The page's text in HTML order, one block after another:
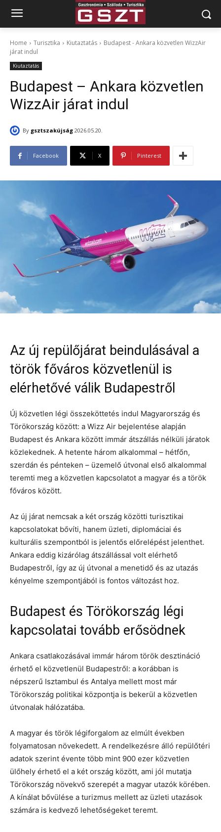
Home Turisztika Kiutaztatás
Budapest - Ankara közvetlen WizzAir
járat indul
Kiutaztatás
Budapest – Ankara közvetlen
WizzAir járat indul
By gsztszakújság 2026.05.20.
Facebook X Pinterest
Az új repülőjárat beindulásával a
török főváros közvetlenül is
elérhetővé válik Budapestről
Új közvetlen légi összeköttetés indul Magyarország és
Törökország között: a Wizz Air bejelentése alapján
Budapest és Ankara között immár átszállás nélküli járatok
közlekednek. A hetente három alkalommal – hétfőn,
szerdán és pénteken – üzemelő útvonal első alkalommal
teremti meg a közvetlen kapcsolatot a magyar és a török
főváros között.
Az új járat nemcsak a két ország közötti turisztikai
kapcsolatokat bővíti, hanem üzleti, diplomáciai és
kulturális szempontból is jelentős előrelépést jelenthet.
Ankara eddig kizárólag átszállással volt elérhető
Budapestről, így az új útvonal a menetidő és az utazás
kényelme szempontjából is fontos változást hoz.
Budapest és Törökország légi
kapcsolatai tovább erősödnek
Ankara csatlakozásával immár három török desztináció
érhető el közvetlenül Budapestről: a korábban is
népszerű Isztambul és Antalya mellett most már
Törökország politikai központja is bekerül a közvetlen
útvonalak hálózatába.
A magyar és török légiforgalom az elmúlt években
folyamatosan növekedett. A rendelkezésre álló repülőtéri
adatok szerint évente több mint 900 ezer közvetlen
ülőhely érhető el a két ország között, ami jól mutatja
Törökország növekvő szerepét a magyar utazók körében.
A kínálat bővülése a turizmus mellett az üzleti utazások
számára is kedvező lehetőségeket teremt.